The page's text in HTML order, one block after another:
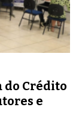
do Crédito
e